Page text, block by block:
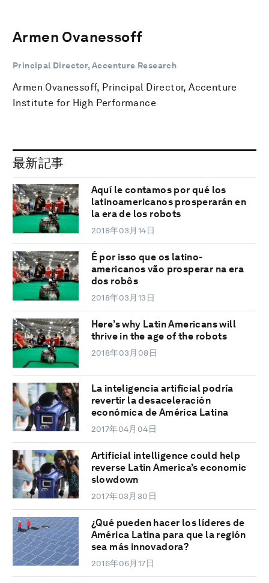
Armen Ovanessoff
Principal Director, Accenture Research
Armen Ovanessoff, Principal Director, Accenture
Institute for High Performance
最新記事
Aquí le contamos por qué los
latinoamericanos prosperarán en
la era de los robots
2018年03月14日
É por isso que os latino-
americanos vão prosperar na era
dos robôs
2018年03月13日
Here’s why Latin Americans will
thrive in the age of the robots
2018年03月08日
La inteligencia artificial podría
revertir la desaceleración
económica de América Latina
2017年04月04日
Artificial intelligence could help
reverse Latin America’s economic
slowdown
2017年03月30日
¿Qué pueden hacer los líderes de
América Latina para que la región
sea más innovadora?
2016年06月17日